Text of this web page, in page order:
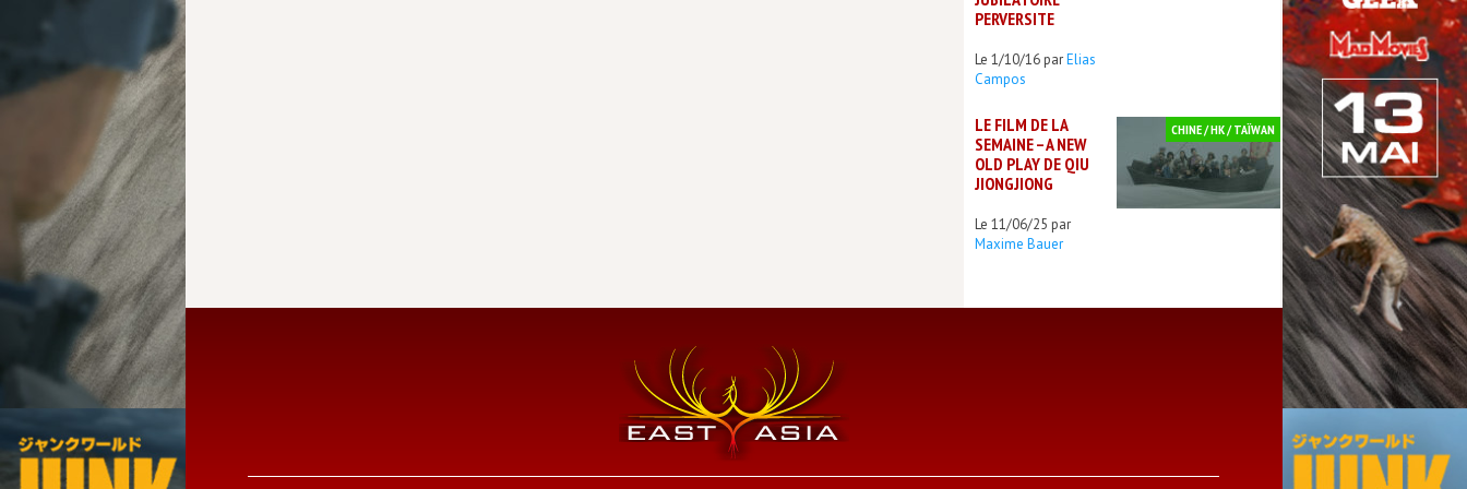
PERVERSITE
Le 1/10/16 parElias
Campos
LE FILM DE LA
SEMAINE – A NEW
OLD PLAY DE QIU
JIONGJIONG
Le 11/06/25 par
Maxime Bauer
CHINE / HK / TAÏWAN